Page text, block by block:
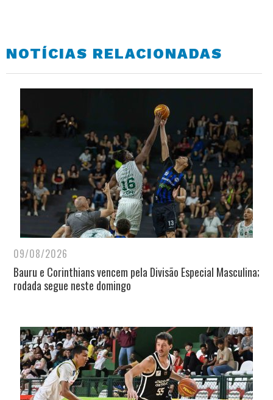
NOTÍCIAS RELACIONADAS
09/08/2026
Bauru e Corinthians vencem pela Divisão Especial Masculina;
rodada segue neste domingo